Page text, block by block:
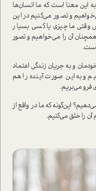
این معنا است که ما انسان‌ها
و تصور می‌کنیم در این
ما چیزی یا کسی بسیار
آن را می‌خواهیم و تصور
است.
و به جریان زندگی اعتماد
و به این صورت آینده را هم
فرو می‌بریم.
این‌گونه که ما در واقع از
را خلق می‌کنیم.